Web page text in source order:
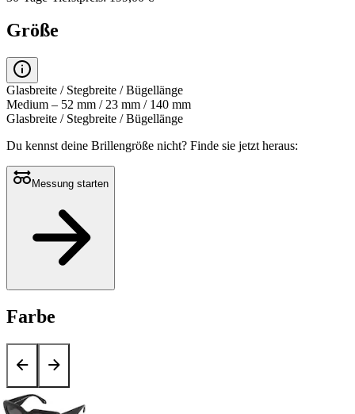
Größe
Glasbreite / Stegbreite / Bügellänge
Medium – 52 mm / 23 mm / 140 mm
Glasbreite / Stegbreite / Bügellänge
Du kennst deine Brillengröße nicht? Finde sie jetzt heraus:
Messung starten
Farbe